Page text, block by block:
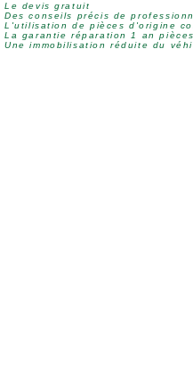
Le devis gratuit
Des conseils précis de
L'utilisation de pièces d'origine
La garantie réparation 1 an
Une immobilisation réduite du